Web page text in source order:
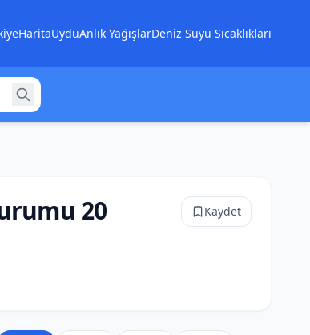
HaritaUyduAnlık YağışlarDeniz Suyu Sıcaklıkları
20
Kaydet